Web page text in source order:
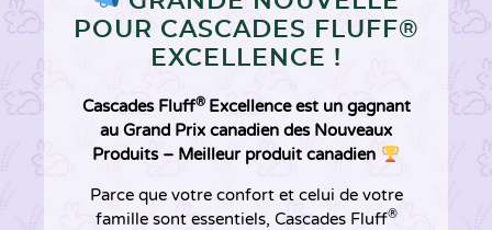
POUR CASCADES FLUFF®
EXCELLENCE !
Cascades Fluff® Excellence est un gagnant
au Grand Prix canadien des Nouveaux
Produits – Meilleur produit canadien
Parce que votre confort et celui de votre
famille sont essentiels, Cascades Fluff®